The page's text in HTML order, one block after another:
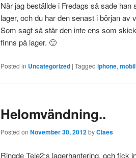
När jag beställde i Fredags så sade
lager, och du har den senast i början av
Som sagt så står den inte ens som
finns på lager. 🙂
Posted in Uncategorized | Tagged iphone, mobil
Helomvändning..
Posted on November 30, 2012byClaes
Ringde Tele2:s lagerhantering, och fick